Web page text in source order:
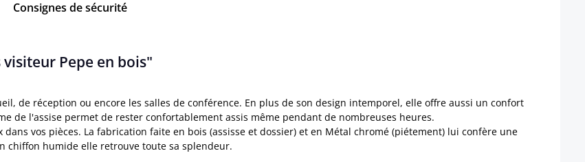
Consignes de sécurité
Pepe en bois"
de réception ou encore les salles de conférence. En plus de son design intemporel, elle offre aussi un confort
de l'assise permet de rester confortablement assis même pendant de nombreuses heures.
vos pièces. La fabrication faite en bois (assisse et dossier) et en Métal chromé (piétement) lui confère une
chiffon humide elle retrouve toute sa splendeur.